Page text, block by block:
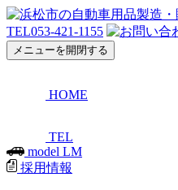
TEL053-421-1155
メニューを開閉する
HOME
TEL
model LM
採用情報